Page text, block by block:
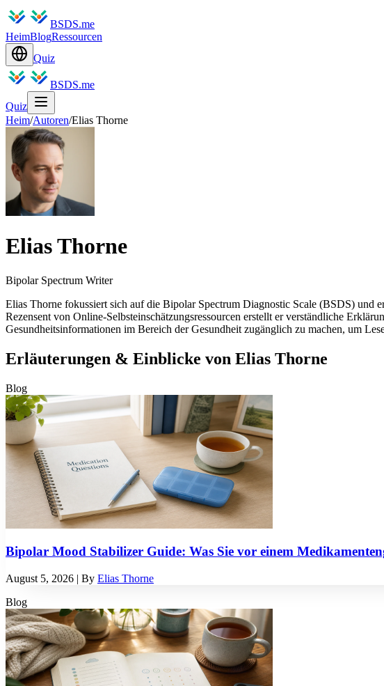
BSDS.me
HeimBlogRessourcen
Quiz
BSDS.me
Quiz
Heim/Autoren/Elias Thorne
Elias Thorne
Bipolar Spectrum Writer
Elias Thorne fokussiert sich auf die Bipolar Spectrum Diagnostic Scale (BSDS) und
Rezensent von Online-Selbsteinschätzungsressourcen erstellt er verständliche
Gesundheitsinformationen im Bereich der Gesundheit zugänglich zu machen, um
Erläuterungen & Einblicke von Elias Thorne
Blog
Bipolar Mood Stabilizer Guide: Was Sie vor einem
August 5, 2026 | By Elias Thorne
Blog